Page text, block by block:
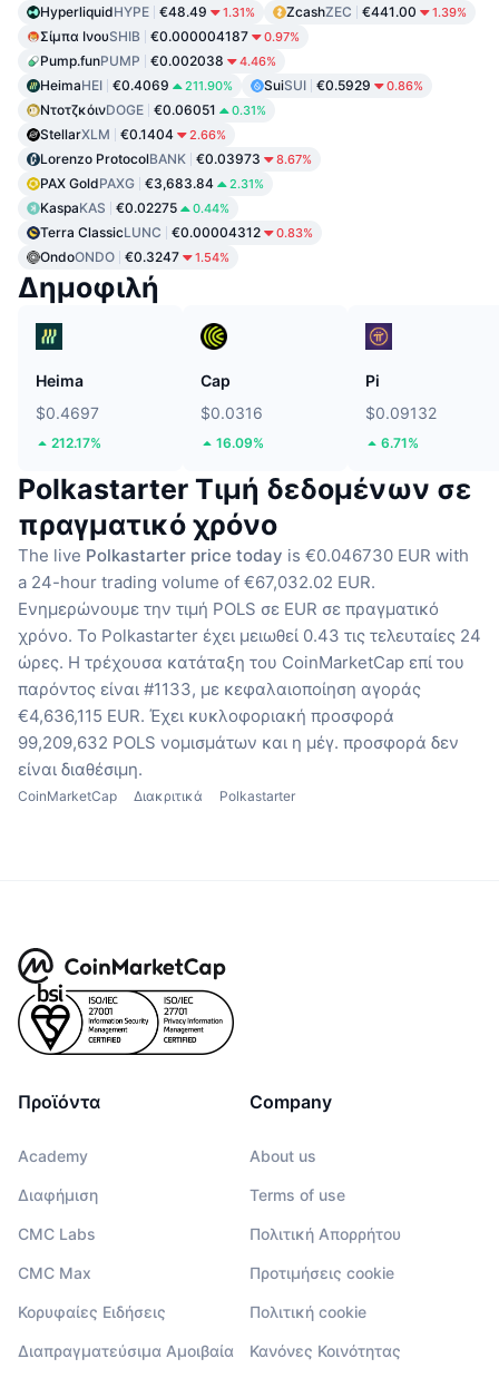
HyperliquidHYPE €48.49 1.31% ZcashZEC €441.00 1.39%
Σίμπα ΙνουSHIB €0.000004187 0.97%
Pump.funPUMP €0.002038 4.46%
HeimaHEI €0.4069 211.90% SuiSUI €0.5929 0.86%
ΝτοτζκόινDOGE €0.06051 0.31%
StellarXLM €0.1404 2.66%
Lorenzo ProtocolBANK €0.03973 8.67%
PAX GoldPAXG €3,683.84 2.31%
KaspaKAS €0.02275 0.44%
Terra ClassicLUNC €0.00004312 0.83%
OndoONDO €0.3247 1.54%
Δημοφιλή
Heima
$0.4697
212.17%
Cap
$0.0316
16.09%
Pi
$0.09132
6.71%
Polkastarter Τιμή δεδομένων σε
πραγματικό χρόνο
The live Polkastarter price today is €0.046730 EUR with
a 24-hour trading volume of €67,032.02 EUR.
Ενημερώνουμε την τιμή POLS σε EUR σε πραγματικό
χρόνο. Το Polkastarter έχει μειωθεί 0.43 τις τελευταίες 24
ώρες. Η τρέχουσα κατάταξη του CoinMarketCap επί του
παρόντος είναι #1133, με κεφαλαιοποίηση αγοράς
€4,636,115 EUR. Έχει κυκλοφοριακή προσφορά
99,209,632 POLS νομισμάτων και η μέγ. προσφορά δεν
είναι διαθέσιμη.
CoinMarketCap Διακριτικά Polkastarter
Προϊόντα
Academy
Διαφήμιση
CMC Labs
CMC Max
Κορυφαίες Ειδήσεις
Διαπραγματεύσιμα Αμοιβαία
Company
About us
Terms of use
Πολιτική Απορρήτου
Προτιμήσεις cookie
Πολιτική cookie
Κανόνες Κοινότητας